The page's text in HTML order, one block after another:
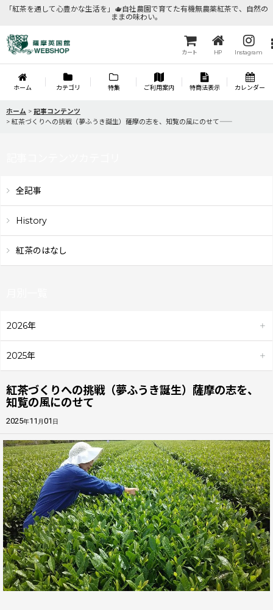
「紅茶を通して心豊かな生活を」🫖自社農園で育てた有機無農薬紅茶で、自然の
ままの味わい。
カート HP Instagram
ホーム カテゴリ 特集 ご利用案内 特商法表示 カレンダー
ホーム > 記事コンテンツ
> 紅茶づくりへの挑戦（夢ふうき誕生）――薩摩の志を、知覧の風にのせて――
紅茶づくりへの挑戦（夢ふうき誕生）――薩摩の志を、
知覧の風にのせて――
2025年11 月01 日
全記事
History
紅茶のはなし
2026年
2025年